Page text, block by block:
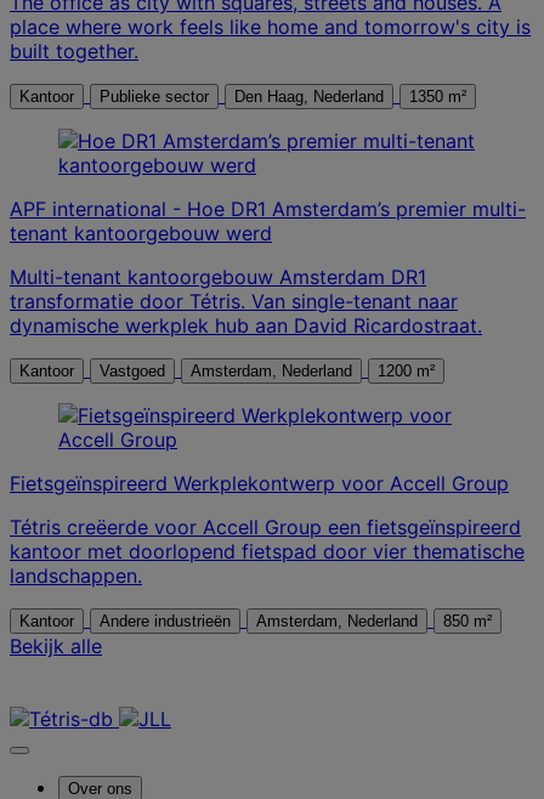
place where work feels like home and tomorrow's city is
built together.
Kantoor Publieke sector Den Haag, Nederland 1350 m²
APF international - Hoe DR1 Amsterdam’s premier multi-
tenant kantoorgebouw werd
Multi-tenant kantoorgebouw Amsterdam DR1
transformatie door Tétris. Van single-tenant naar
dynamische werkplek hub aan David Ricardostraat.
Kantoor Vastgoed Amsterdam, Nederland 1200 m²
Fietsgeïnspireerd Werkplekontwerp voor Accell Group
Tétris creëerde voor Accell Group een fietsgeïnspireerd
kantoor met doorlopend fietspad door vier thematische
landschappen.
Kantoor Andere industrieën Amsterdam, Nederland 850 m²
Bekijk alle
Over ons